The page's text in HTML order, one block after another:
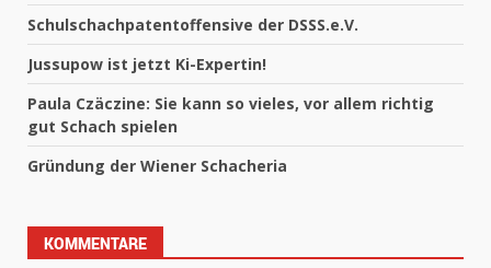
Schulschachpatentoffensive der DSSS.e.V.
Jussupow ist jetzt Ki-Expertin!
Paula Czäczine: Sie kann so vieles, vor allem richtig
gut Schach spielen
Gründung der Wiener Schacheria
KOMMENTARE